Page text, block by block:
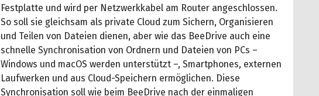
Festplatte und wird per Netzwerkkabel am Router angeschlossen.
So soll sie gleichsam als private Cloud zum Sichern, Organisieren
und Teilen von Dateien dienen, aber wie das BeeDrive auch eine
schnelle Synchronisation von Ordnern und Dateien von PCs –
Windows und macOS werden unterstützt –, Smartphones, externen
Laufwerken und aus Cloud-Speichern ermöglichen. Diese
Synchronisation soll wie beim BeeDrive nach der einmaligen